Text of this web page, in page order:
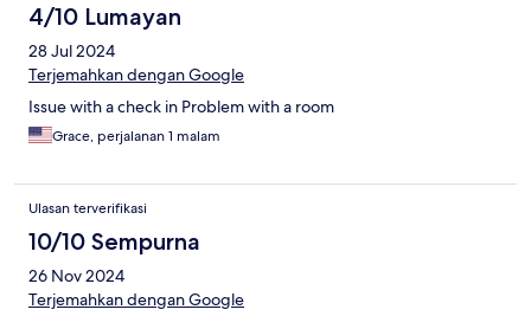
4/10 Lumayan
28 Jul 2024
Terjemahkan dengan Google
Issue with a check in Problem with a room
Grace, perjalanan 1 malam
Ulasan terverifikasi
10/10 Sempurna
26 Nov 2024
Terjemahkan dengan Google